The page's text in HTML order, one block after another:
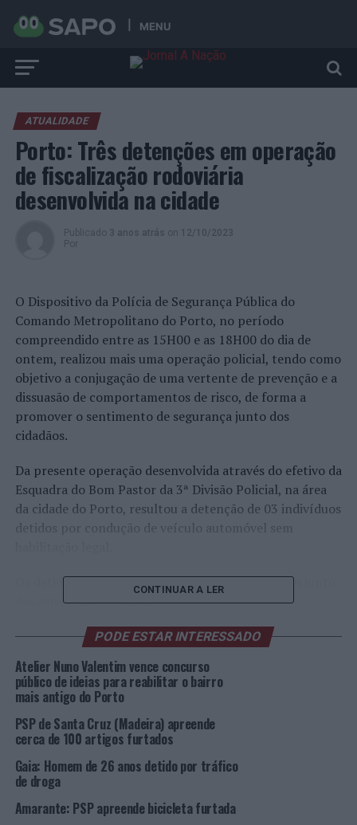
MENU
ATUALIDADE
Porto: Três detenções em operação
de fiscalização rodoviária
desenvolvida na cidade
Publicado 3 anos atrás on 12/10/2023
Por
O Dispositivo da Polícia de Segurança Pública do
Comando Metropolitano do Porto, no período
compreendido entre as 15H00 e as 18H00 do dia de
ontem, realizou mais uma operação policial, tendo como
objetivo a conjugação de uma vertente de prevenção e a
dissuasão de comportamentos de risco, de forma a
promover o sentimento de segurança junto dos
cidadãos.
Da presente operação desenvolvida através do efetivo da
Esquadra do Bom Pastor da 3ª Divisão Policial, na área
da cidade do Porto, resultou a detenção de 03 indivíduos
detidos por condução de veículo automóvel sem
Os detidos foram notificados para comparecerem junto
das Autoridades Judiciárias.
Foto: DR.
TÓPICOS RELACIONADOS: CRIMINALIDADE
PORTO
PSP
PRÓXIMO
Porto: Detido por tráfico de droga no Bairro Novo de
NÃO PERCA
Águas Santas: Homem de 26 anos detido por violência
doméstica
CONTINUAR A LER
PODE ESTAR INTERESSADO
Atelier Nuno Valentim vence concurso
público de ideias para reabilitar o bairro
mais antigo do Porto
PSP de Santa Cruz (Madeira) apreende
cerca de 100 artigos furtados
Gaia: Homem de 26 anos detido por tráfico
de droga
Amarante: PSP apreende bicicleta furtada